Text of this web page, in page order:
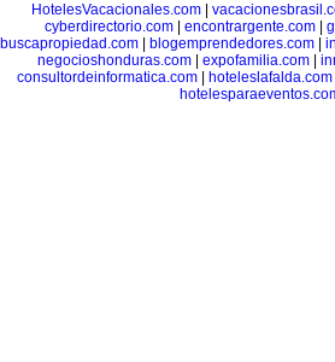
HotelesVacacionales.com|
cyberdirectorio.com| encontrargente.com|
buscapropiedad.com| blogemprendedores.com|
negocioshonduras.com| expofamilia.com|
consultordeinformatica.com| hoteleslafalda.com